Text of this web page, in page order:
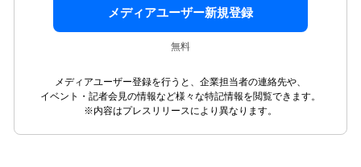
メディアユーザー新規登録
無料
メディアユーザー登録を行うと、企業担当者の連絡先や、
イベント・記者会見の情報など様々な特記情報を閲覧できます。
※内容はプレスリリースにより異なります。